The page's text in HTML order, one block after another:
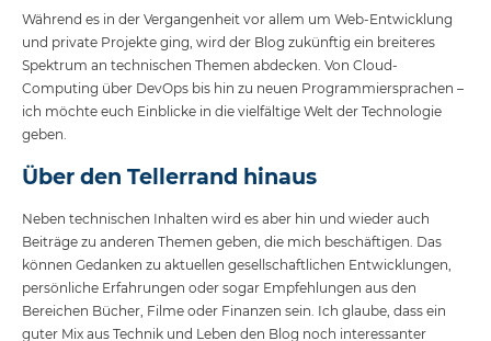
Während es in der Vergangenheit vor allem um Web-Entwicklung
und private Projekte ging, wird der Blog zukünftig ein breiteres
Spektrum an technischen Themen abdecken. Von Cloud-
Computing über DevOps bis hin zu neuen Programmiersprachen –
ich möchte euch Einblicke in die vielfältige Welt der Technologie
geben.
Über den Tellerrand hinaus
Neben technischen Inhalten wird es aber hin und wieder auch
Beiträge zu anderen Themen geben, die mich beschäftigen. Das
können Gedanken zu aktuellen gesellschaftlichen Entwicklungen,
persönliche Erfahrungen oder sogar Empfehlungen aus den
Bereichen Bücher, Filme oder Finanzen sein. Ich glaube, dass ein
guter Mix aus Technik und Leben den Blog noch interessanter